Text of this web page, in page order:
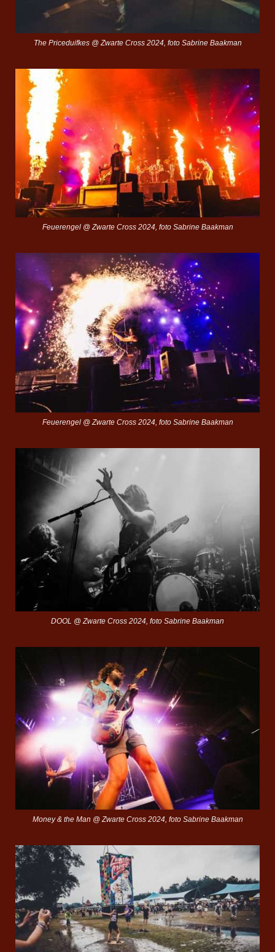
The Priceduifkes @ Zwarte Cross 2024, foto Sabrine Baakman
Feuerengel @ Zwarte Cross 2024, foto Sabrine Baakman
Feuerengel @ Zwarte Cross 2024, foto Sabrine Baakman
DOOL @ Zwarte Cross 2024, foto Sabrine Baakman
Money & the Man @ Zwarte Cross 2024, foto Sabrine Baakman